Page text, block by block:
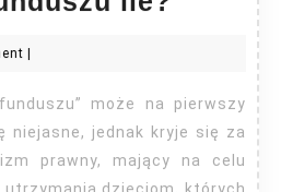
ile?
niejasne, jednak kryje się za
prawny, mający na celu